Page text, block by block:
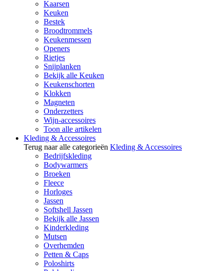
Kaarsen
Keuken
Bestek
Broodtrommels
Keukenmessen
Openers
Rietjes
Snijplanken
Bekijk alle Keuken
Keukenschorten
Klokken
Magneten
Onderzetters
Wijn-accessoires
Toon alle artikelen
Kleding & Accessoires
Terug naar alle categorieën Kleding & Accessoires
Bedrijfskleding
Bodywarmers
Broeken
Fleece
Horloges
Jassen
Softshell Jassen
Bekijk alle Jassen
Kinderkleding
Mutsen
Overhemden
Petten & Caps
Poloshirts